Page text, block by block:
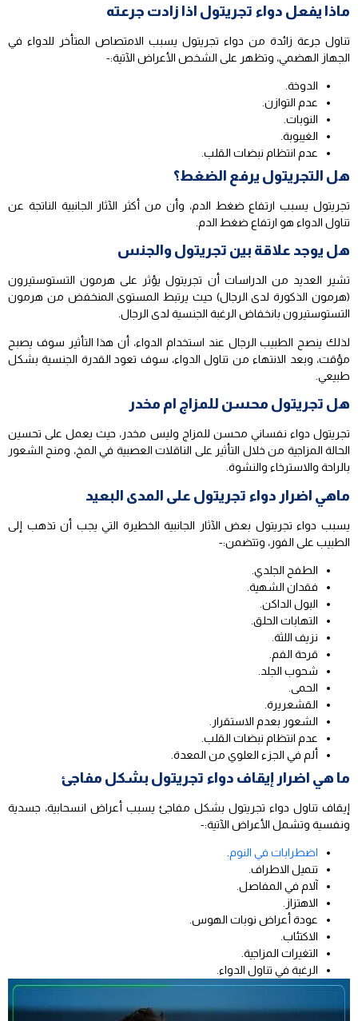
ماذا يفعل دواء تجريتول اذا زادت جرعته
تناول جرعة زائدة من دواء تجريتول يسبب الامتصاص المتأخر للدواء في
الجهاز الهضمي، وتظهر على الشخص الأعراض الآتية:-
الدوخة.
عدم التوازن.
النوبات.
الغيبوبة.
عدم انتظام نبضات القلب.
هل التجريتول يرفع الضغط؟
تجريتول يسبب ارتفاع ضغط الدم، وأن من أكثر الآثار الجانبية الناتجة عن
تناول الدواء هو ارتفاع ضغط الدم.
هل يوجد علاقة بين تجريتول والجنس
تشير العديد من الدراسات أن تجريتول يؤثر على هرمون التستوستيرون
(هرمون الذكورة لدى الرجال) حيث يرتبط المستوى المنخفض من هرمون
التستوستيرون بانخفاض الرغبة الجنسية لدى الرجال.
لذلك ينصح الطبيب الرجال عند استخدام الدواء، أن هذا التأثير سوف يصبح
مؤقت، وبعد الانتهاء من تناول الدواء، سوف تعود القدرة الجنسية بشكل
طبيعي.
هل تجريتول محسن للمزاج ام مخدر
تجريتول دواء نفساني محسن للمزاج وليس مخدر، حيث يعمل على تحسين
الحالة المزاجية من خلال التأثير على الناقلات العصبية في المخ، ومنح الشعور
بالراحة والاسترخاء والنشوة.
ماهي اضرار دواء تجريتول على المدى البعيد
يسبب دواء تجريتول بعض الآثار الجانبية الخطيرة التي يجب أن تذهب إلى
الطبيب على الفور، وتتضمن:-
الطفح الجلدي.
فقدان الشهية.
البول الداكن.
التهابات الحلق.
نزيف اللثة.
قرحة الفم.
شحوب الجلد.
الحمى.
القشعريرة.
الشعور بعدم الاستقرار.
عدم انتظام نبضات القلب.
ألم في الجزء العلوي من المعدة.
ما هي اضرار إيقاف دواء تجريتول بشكل مفاجئ
إيقاف تناول دواء تجريتول بشكل مفاجئ يسبب أعراض انسحابية، جسدية
ونفسية وتشمل الأعراض الآتية:-
اضطرابات في النوم.
تنميل الاطراف.
آلام في المفاصل.
الاهتزاز.
عودة أعراض نوبات الهوس.
الاكتئاب.
التغيرات المزاجية.
الرغبة في تناول الدواء.